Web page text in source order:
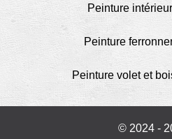
Peinture
Peinture
Peinture volet et
© 2024 -